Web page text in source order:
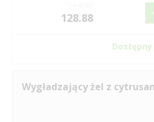
128.88
Dostępny
Wygładzający żel z